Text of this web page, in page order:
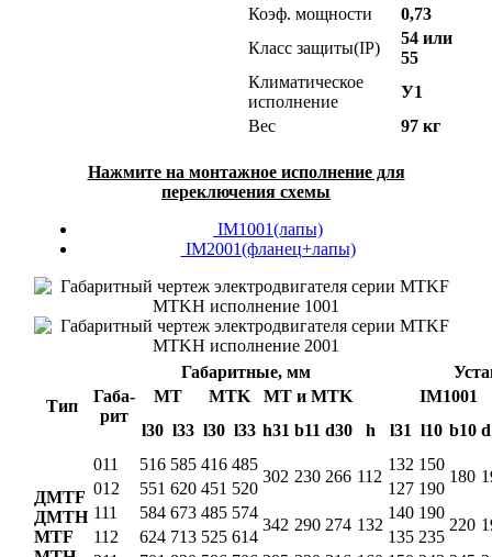
Коэф. мощности
0,73
Класс защиты(IP)
54 или
55
Климатическое
исполнение
У1
Вес
97 кг
Нажмите на монтажное исполнение для
переключения схемы
IM1001(лапы)
IM2001(фланец+лапы)
Тип
Габа-
рит
Габаритные, мм
MT
MTK MT и MTK
IM1001
l30 l33 l30 l33 h31 b11 d30 h l31 l10 b10
ДMTF
ДMTН
MTF
011 516 585 416 485
302 230 266 112
132 150
180
012 551 620 451 520 127 190
111
584 673 485 574
342 290 274 132
140 190
220
112 624 713 525 614 135 235